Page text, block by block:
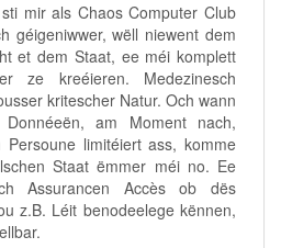
mir als Chaos Computer Club
géigeniwwer, wëll niewent dem
et dem Staat, ee méi komplett
ze kreéieren. Medezinesch
kritescher Natur. Och wann
am Moment nach,
Persoune limitéiert ass, komme
Staat ëmmer méi no. Ee
Assurancen Accès ob dës
z.B. Léit benodeelege kënnen,